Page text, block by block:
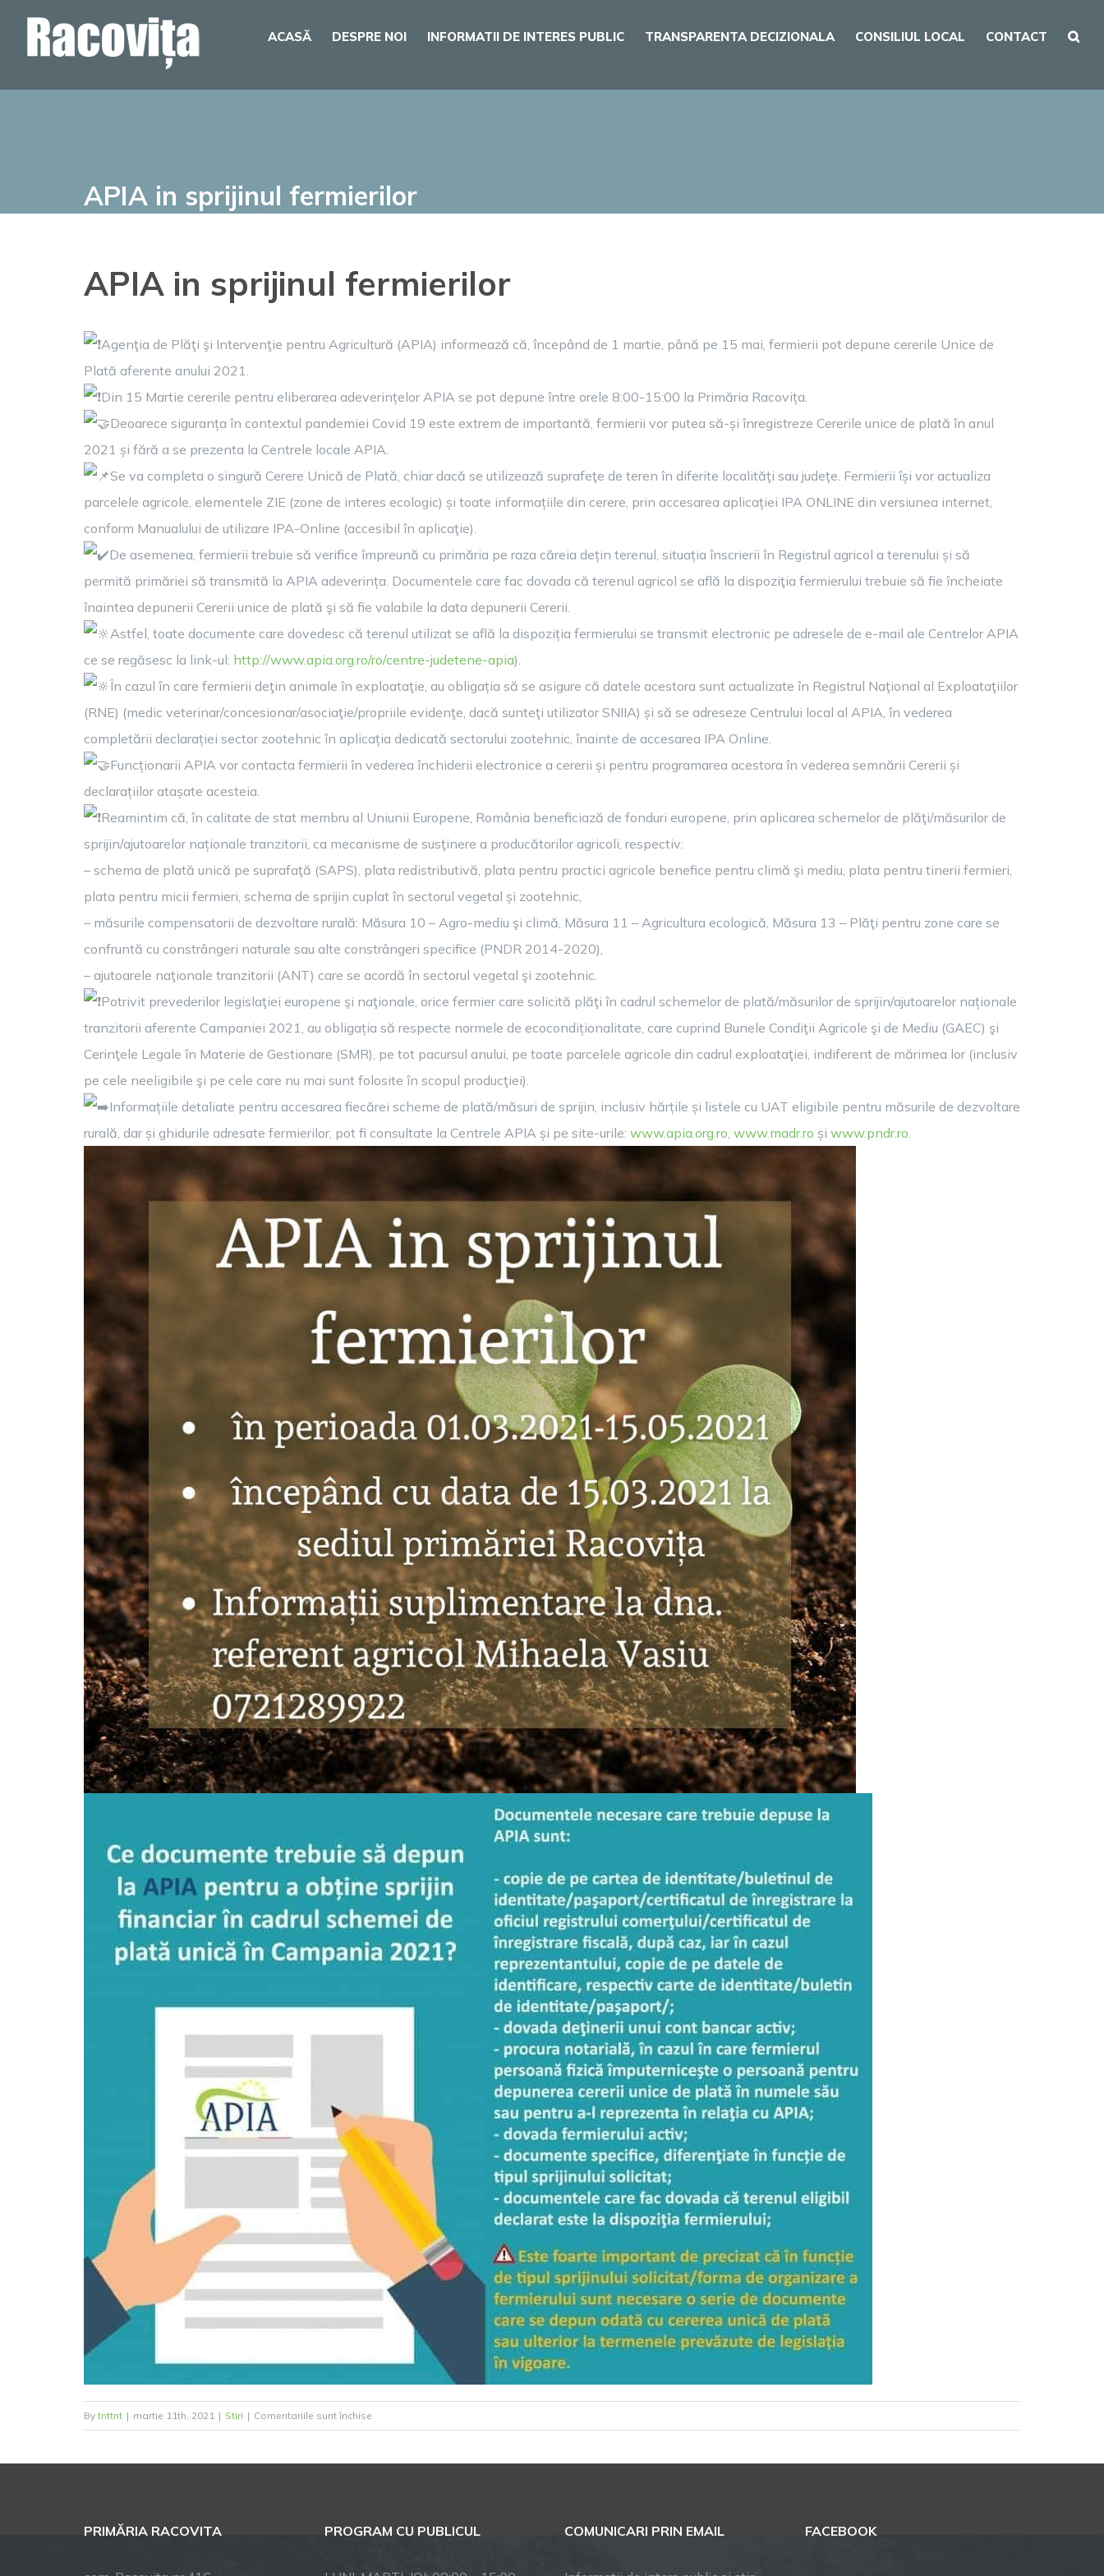
ACASĂ DESPRE NOI INFORMATII DE INTERES PUBLIC TRANSPARENTA DECIZIONALA CONSILIUL LOCAL CONTACT
APIA in sprijinul fermierilor
APIA in sprijinul fermierilor
Agenţia de Plăţi şi Intervenţie pentru Agricultură (APIA) informează că, începând de 1 martie, până pe 15 mai, fermierii pot depune cererile Unice de
Plată aferente anului 2021.
Din 15 Martie cererile pentru eliberarea adeverințelor APIA se pot depune între orele 8:00-15:00 la Primăria Racovița.
Deoarece siguranța în contextul pandemiei Covid 19 este extrem de importantă, fermierii vor putea să-și înregistreze Cererile unice de plată în anul
2021 și fără a se prezenta la Centrele locale APIA.
Se va completa o singură Cerere Unică de Plată, chiar dacă se utilizează suprafeţe de teren în diferite localităţi sau judeţe. Fermierii își vor actualiza
parcelele agricole, elementele ZIE (zone de interes ecologic) și toate informațiile din cerere, prin accesarea aplicației IPA ONLINE din versiunea internet,
conform Manualului de utilizare IPA-Online (accesibil în aplicaţie).
De asemenea, fermierii trebuie să verifice împreună cu primăria pe raza căreia dețin terenul, situația înscrierii în Registrul agricol a terenului și să
permită primăriei să transmită la APIA adeverința. Documentele care fac dovada că terenul agricol se află la dispoziţia fermierului trebuie să fie încheiate
înaintea depunerii Cererii unice de plată şi să fie valabile la data depunerii Cererii.
Astfel, toate documente care dovedesc că terenul utilizat se află la dispoziția fermierului se transmit electronic pe adresele de e-mail ale Centrelor APIA
ce se regăsesc la link-ul: http://www.apia.org.ro/ro/centre-judetene-apia).
În cazul în care fermierii deţin animale în exploataţie, au obligația să se asigure că datele acestora sunt actualizate în Registrul Naţional al Exploataţiilor
(RNE) (medic veterinar/concesionar/asociaţie/propriile evidenţe, dacă sunteţi utilizator SNIIA) și să se adreseze Centrului local al APIA, în vederea
completării declarației sector zootehnic în aplicația dedicată sectorului zootehnic, înainte de accesarea IPA Online.
Funcționarii APIA vor contacta fermierii în vederea închiderii electronice a cererii și pentru programarea acestora în vederea semnării Cererii și
declarațiilor atașate acesteia.
Reamintim că, în calitate de stat membru al Uniunii Europene, România beneficiază de fonduri europene, prin aplicarea schemelor de plăţi/măsurilor de
sprijin/ajutoarelor naționale tranzitorii, ca mecanisme de susţinere a producătorilor agricoli, respectiv:
– schema de plată unică pe suprafaţă (SAPS), plata redistributivă, plata pentru practici agricole benefice pentru climă şi mediu, plata pentru tinerii fermieri,
plata pentru micii fermieri, schema de sprijin cuplat în sectorul vegetal și zootehnic,
– măsurile compensatorii de dezvoltare rurală: Măsura 10 – Agro-mediu şi climă, Măsura 11 – Agricultura ecologică, Măsura 13 – Plăţi pentru zone care se
confruntă cu constrângeri naturale sau alte constrângeri specifice (PNDR 2014-2020),
– ajutoarele naţionale tranzitorii (ANT) care se acordă în sectorul vegetal şi zootehnic.
Potrivit prevederilor legislaţiei europene şi naţionale, orice fermier care solicită plăţi în cadrul schemelor de plată/măsurilor de sprijin/ajutoarelor naționale
tranzitorii aferente Campaniei 2021, au obligația să respecte normele de ecocondiționalitate, care cuprind Bunele Condiţii Agricole şi de Mediu (GAEC) şi
Cerinţele Legale în Materie de Gestionare (SMR), pe tot pacursul anului, pe toate parcelele agricole din cadrul exploataţiei, indiferent de mărimea lor (inclusiv
pe cele neeligibile şi pe cele care nu mai sunt folosite în scopul producţiei).
Informațiile detaliate pentru accesarea fiecărei scheme de plată/măsuri de sprijin, inclusiv hărțile și listele cu UAT eligibile pentru măsurile de dezvoltare
rurală, dar și ghidurile adresate fermierilor, pot fi consultate la Centrele APIA și pe site-urile: www.apia.org.ro, www.madr.ro și www.pndr.ro.
By tnttnt | martie 11th, 2021 | Stiri | Comentariile sunt închise
APIA
PRIMĂRIA RACOVITA PROGRAM CU PUBLICUL COMUNICARI PRIN EMAIL FACEBOOK